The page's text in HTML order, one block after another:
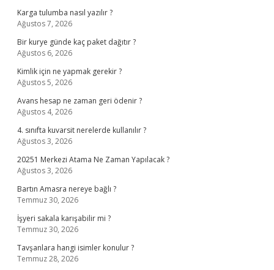
Karga tulumba nasıl yazılır ?
Ağustos 7, 2026
Bir kurye günde kaç paket dağıtır ?
Ağustos 6, 2026
Kimlik için ne yapmak gerekir ?
Ağustos 5, 2026
Avans hesap ne zaman geri ödenir ?
Ağustos 4, 2026
4. sınıfta kuvarsit nerelerde kullanılır ?
Ağustos 3, 2026
20251 Merkezi Atama Ne Zaman Yapılacak ?
Ağustos 3, 2026
Bartın Amasra nereye bağlı ?
Temmuz 30, 2026
İşyeri sakala karışabilir mi ?
Temmuz 30, 2026
Tavşanlara hangi isimler konulur ?
Temmuz 28, 2026